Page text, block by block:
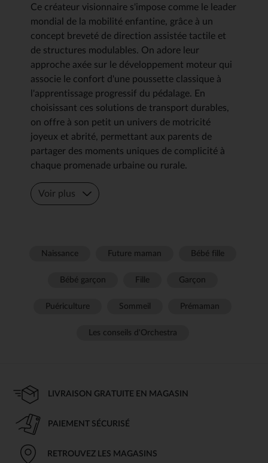
Ce créateur visionnaire s'impose comme le leader
mondial de la mobilité enfantine, grâce à un
concept breveté de direction assistée tactile et
de structures modulables. On adore leur
approche axée sur le développement moteur qui
associe le confort d'une poussette classique à
l'apprentissage progressif du pédalage. En
choisissant ces solutions de transport durables,
on offre à son petit un univers de motricité
joyeux et abrité, permettant aux parents de
partager des moments uniques de complicité à
chaque promenade urbaine ou rurale.
Voir plus
Naissance Future maman Bébé fille
Bébé garçon Fille Garçon
Puériculture Sommeil Prémaman
Les conseils d'Orchestra
LIVRAISON GRATUITE EN MAGASIN
PAIEMENT SÉCURISÉ
RETROUVEZ LES MAGASINS